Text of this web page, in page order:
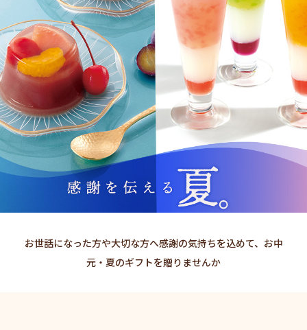
お世話になった方や大切な方へ感謝の気持ちを込めて、お中
元・夏のギフトを贈りませんか